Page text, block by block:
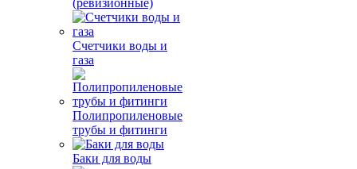
(ревизионные)
Счетчики воды и
газа
Полипропиленовые
трубы и фитинги
Баки для воды